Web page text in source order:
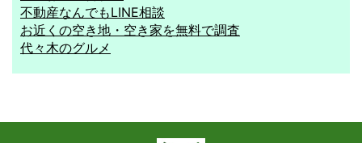
不動産なんでもLINE相談
お近くの空き地・空き家を無料で調査
代々木のグルメ